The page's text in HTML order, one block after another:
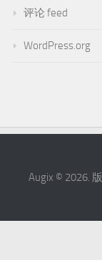
评论 feed
WordPress.org
Augix © 2026.